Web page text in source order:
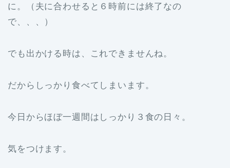
に。（夫に合わせると６時前には終了なの
で、、、）
でも出かける時は、これできませんね。
だからしっかり食べてしまいます。
今日からほぼ一週間はしっかり３食の日々。
気をつけます。